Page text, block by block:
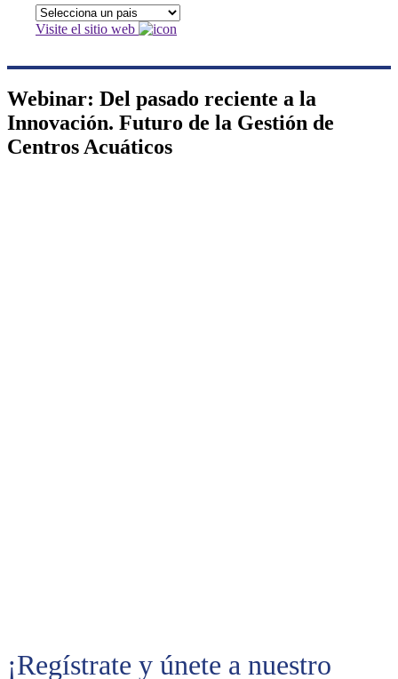
Visite el sitio web
Webinar: Del pasado reciente a la
Innovación. Futuro de la Gestión de
Centros Acuáticos
¡Regístrate y únete a nuestro